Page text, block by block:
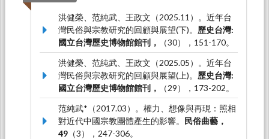
洪健榮、范純武、王政文（2025.11）。近年台
灣民俗與宗教研究的回顧與展望(下)。 歷史台灣:
國立台灣歷史博物館館刊，
（30），151-170。
洪健榮、范純武、王政文（2025.05）。近年台
灣民俗與宗教研究的回顧與展望(上)。 歷史台灣:
國立台灣歷史博物館館刊，
（29），173-202。
范純武*（2017.03）。權力、想像與再現：照相
對近代中國宗教團體產生的影響。 民俗曲藝，
49 （3），247-306。